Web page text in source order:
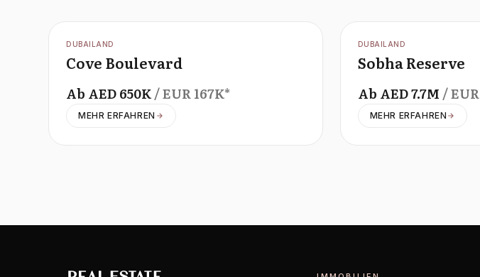
OFFPLAN
DUBAILAND
Cove Boulevard
Ab AED650K/ EUR167K*
MEHR ERFAHREN
OFFPLAN
DUBAILAND
Sobha Reserve
Ab AED7.7M / EUR
MEHR ERFAHREN